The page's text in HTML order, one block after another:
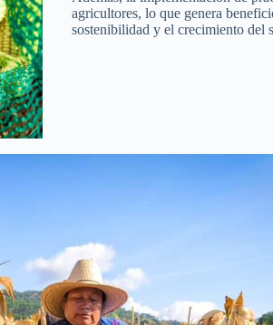
agricultores, lo que genera
sostenibilidad y el crecimiento del